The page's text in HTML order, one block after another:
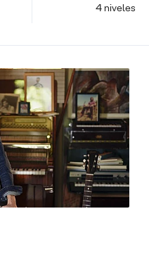
4 niveles